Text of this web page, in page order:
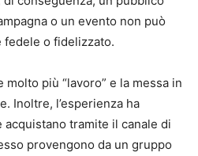
o un evento non può
fedele o fidelizzato.
più “lavoro” e la messa in
Inoltre, l’esperienza ha
tramite il canale di
provengono da un gruppo